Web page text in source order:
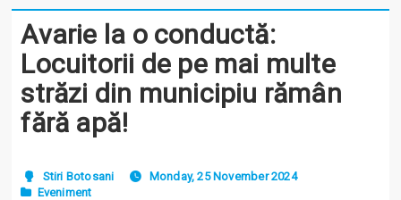
Avarie la o conductă:
Locuitorii de pe mai multe
străzi din municipiu rămân
fără apă!
Stiri Botosani
Monday, 25 November 2024
Eveniment